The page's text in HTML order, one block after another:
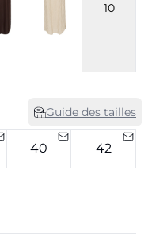
10
Guide des tailles
40 42